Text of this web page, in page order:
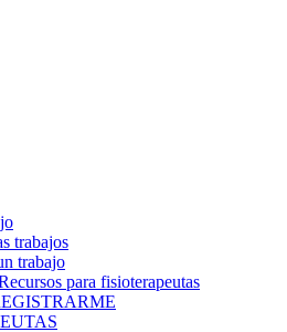
trabajos
trabajo
para fisioterapeutas